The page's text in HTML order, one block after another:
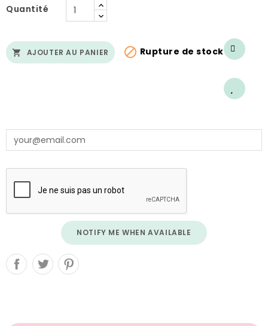
Quantité
 AJOUTER AU PANIER  Rupture de stock
NOTIFY ME WHEN AVAILABLE